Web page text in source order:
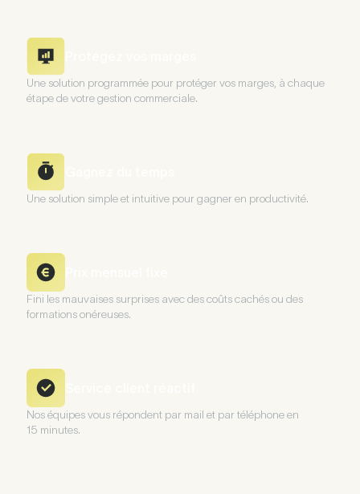
Une solution programmée pour protéger vos marges, à chaque
étape de votre gestion commerciale.
Une solution simple et intuitive pour gagner en productivité.
Fini les mauvaises surprises avec des coûts cachés ou des
formations onéreuses.
Nos équipes vous répondent par mail et par téléphone en
15 minutes.